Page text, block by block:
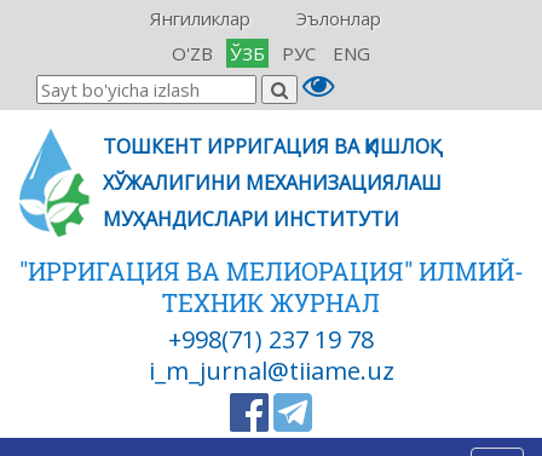
Янгиликлар
Эълонлар
O'ZB
ЎЗБ РУС ENG
ТОШКЕНТ ИРРИГАЦИЯ ВА ҚИШЛОҚ
ХЎЖАЛИГИНИ МЕХАНИЗАЦИЯЛАШ
МУҲАНДИСЛАРИ ИНСТИТУТИ
"ИРРИГАЦИЯ ВА МЕЛИОРАЦИЯ" ИЛМИЙ-
ТЕХНИК ЖУРНАЛ
+998(71) 237 19 78
i_m_jurnal@tiiame.uz